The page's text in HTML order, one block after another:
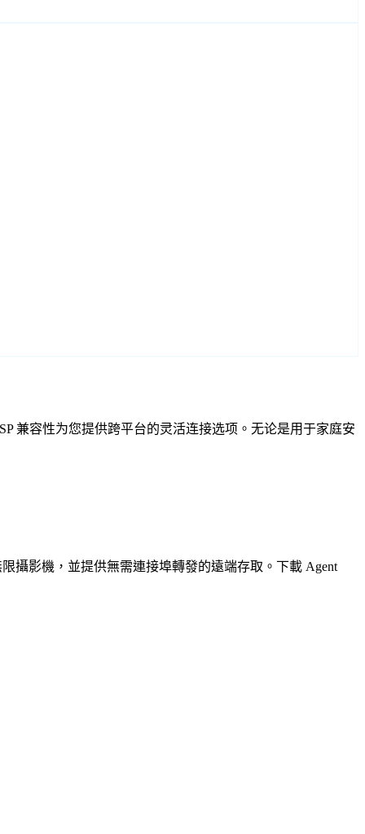
兼容性为您提供跨平台的灵活连接选项。无论是用于家庭安
攝影機，並提供無需連接埠轉發的遠端存取。下載 Agent